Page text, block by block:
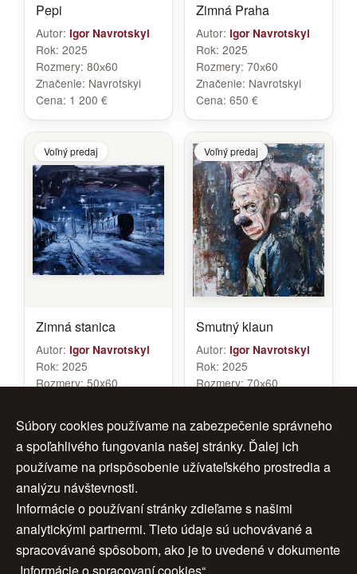
Pepi
Autor: Igor Navrotskyi
Rok: 2025
Rozmery: 80х60
Značenie: Navrotskyi
Cena: 1 200 €
Zimná Praha
Autor: Igor Navrotskyi
Rok: 2025
Rozmery: 70х60
Značenie: Navrotskyi
Cena: 650 €
Voľný predaj
Zimná stanica
Autor: Igor Navrotskyi
Rok: 2025
Rozmery:50x60
Voľný predaj
Smutný klaun
Autor: Igor Navrotskyi
Rok: 2025
Rozmery:70х60
>>
1
4 5 6 7
Súbory cookies používame na zabezpečenie správneho
a spoľahlivého fungovania našej stránky. Ďalej ich
používame na prispôsobenie užívateľského prostredia a
analýzu návštevnosti.
Informácie o používaní stránky zdieľame s našimi
analytickými partnermi. Tieto údaje sú uchovávané a
spracovávané spôsobom, ako je to uvedené v dokumente